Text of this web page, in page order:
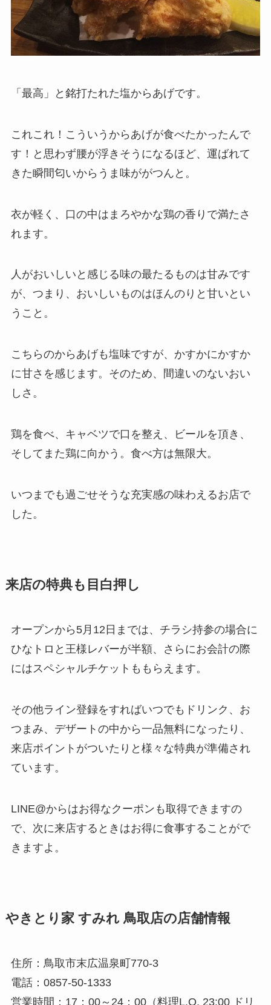
「最高」と銘打たれた塩からあげです。
これこれ！こういうからあげが食べたかったんで
す！と思わず腰が浮きそうになるほど、運ばれて
きた瞬間匂いからうま味ががつんと。
衣が軽く、口の中はまろやかな鶏の香りで満たさ
れます。
人がおいしいと感じる味の最たるものは甘みです
が、つまり、おいしいものはほんのりと甘いとい
うこと。
こちらのからあげも塩味ですが、かすかにかすか
に甘さを感じます。そのため、間違いのないおい
しさ。
鶏を食べ、キャベツで口を整え、ビールを頂き、
そしてまた鶏に向かう。食べ方は無限大。
いつまでも過ごせそうな充実感の味わえるお店で
した。
来店の特典も目白押し
オープンから5月12日までは、チラシ持参の場合に
ひなトロと王様レバーが半額、さらにお会計の際
にはスペシャルチケットももらえます。
その他ライン登録をすればいつでもドリンク、お
つまみ、デザートの中から一品無料になったり、
来店ポイントがついたりと様々な特典が準備され
ています。
LINE@からはお得なクーポンも取得できますの
で、次に来店するときはお得に食事することがで
きますよ。
やきとり家 すみれ 鳥取店の店舗情報
住所：鳥取市末広温泉町770-3
電話：0857-50-1333
営業時間：17：00～24：00（料理L.O. 23:00 ドリ